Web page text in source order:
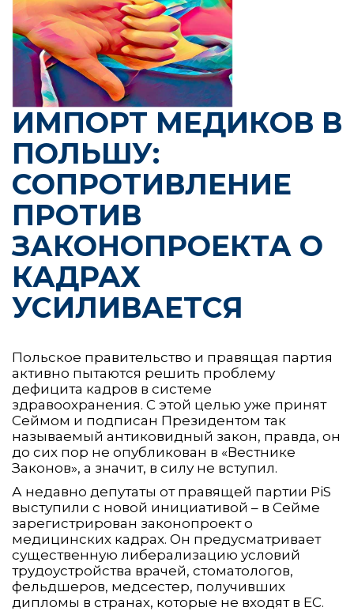
ИМПОРТ МЕДИКОВ В
ПОЛЬШУ:
СОПРОТИВЛЕНИЕ
ПРОТИВ
ЗАКОНОПРОЕКТА О
КАДРАХ
УСИЛИВАЕТСЯ
Польское правительство и правящая партия
активно пытаются решить проблему
дефицита кадров в системе
здравоохранения. С этой целью уже принят
Сеймом и подписан Президентом так
называемый антиковидный закон, правда, он
до сих пор не опубликован в «Вестнике
Законов», а значит, в силу не вступил.
А недавно депутаты от правящей партии PiS
выступили с новой инициативой – в Сейме
зарегистрирован законопроект о
медицинских кадрах. Он предусматривает
существенную либерализацию условий
трудоустройства врачей, стоматологов,
фельдшеров, медсестер, получивших
дипломы в странах, которые не входят в ЕС.